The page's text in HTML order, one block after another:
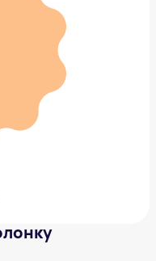
колонку